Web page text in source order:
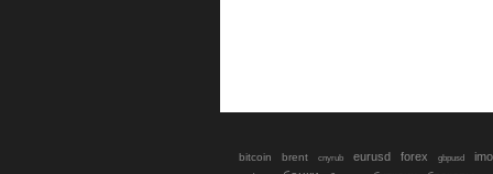
bitcoin brent cnyrub eurusd forex gbpusd